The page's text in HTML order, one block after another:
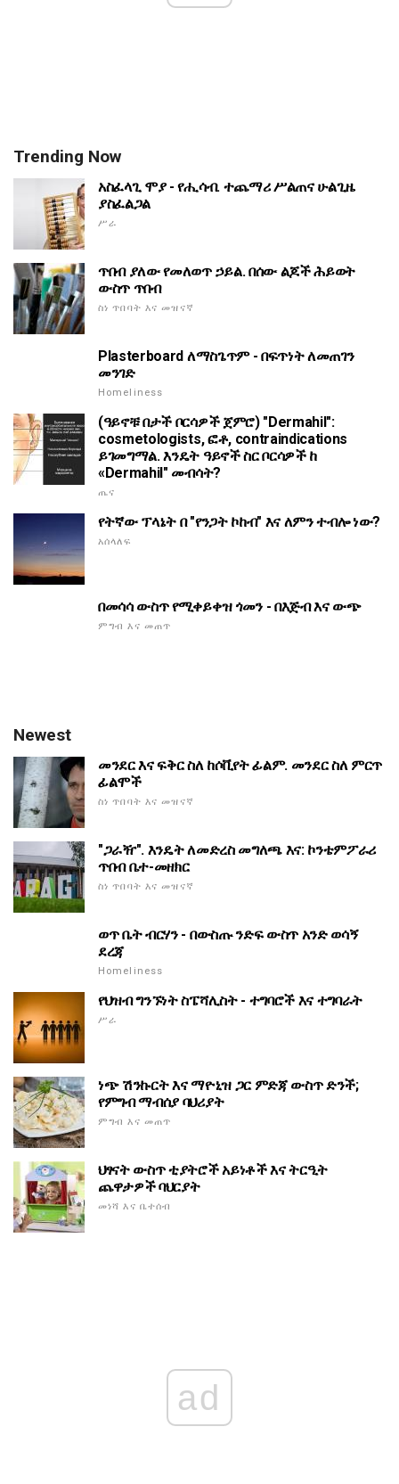
Trending Now
አስፈላጊ ሞያ - የሒሳብ. ተጨማሪ ሥልጠና ሁልጊዜ
ያስፈልጋል
ሥራ
ጥበብ ያለው የመለወጥ ኃይል. በሰው ልጆች ሕይወት
ውስጥ ጥበብ
ስነ ጥበባት እና መዝናኛ
Plasterboard ለማስጌጥም - በፍጥነት ለመጠገን
መንገድ
Homeliness
(ዓይኖቹ በታች ቦርሳዎች ጀምሮ) "Dermahil":
cosmetologists, ፎቶ, contraindications
ይገመግማል. እንዴት ዓይኖች ስር ቦርሳዎች ከ
«Dermahil" መብሳት?
ጤና
የትኛው ፕላኔት በ "የንጋት ኮከብ" እና ለምን ተብሎ ነው?
አሰላለፍ
በመሳሳ ውስጥ የሚቀይቀዝ ጎመን - በእጅብ እና ውጭ
ምግብ እና መጠጥ
Newest
መንደር እና ፍቅር ስለ ከሶቪየት ፊልም. መንደር ስለ ምርጥ
ፊልሞች
ስነ ጥበባት እና መዝናኛ
"ጋራዥ". እንዴት ለመድረስ መግለጫ እና: ኮንቴምፖራሪ
ጥበብ ቤተ-መዘክር
ስነ ጥበባት እና መዝናኛ
ወጥ ቤት ብርሃን - በውስጡ ንድፍ ውስጥ አንድ ወሳኝ
ደረጃ
Homeliness
የህዝብ ግንኙነት ስፔሻሊስት - ተግባሮች እና ተግባራት
ሥራ
ነጭ ሽንኩርት እና ማዮኒዝ ጋር ምድጃ ውስጥ ድንች;
የምግብ ማብሰያ ባህሪያት
ምግብ እና መጠጥ
ህፃናት ውስጥ ቲያትሮች አይነቶች እና ትርዒት
ጨዋታዎች ባህርያት
መነሻ እና ቤተሰብ
ad